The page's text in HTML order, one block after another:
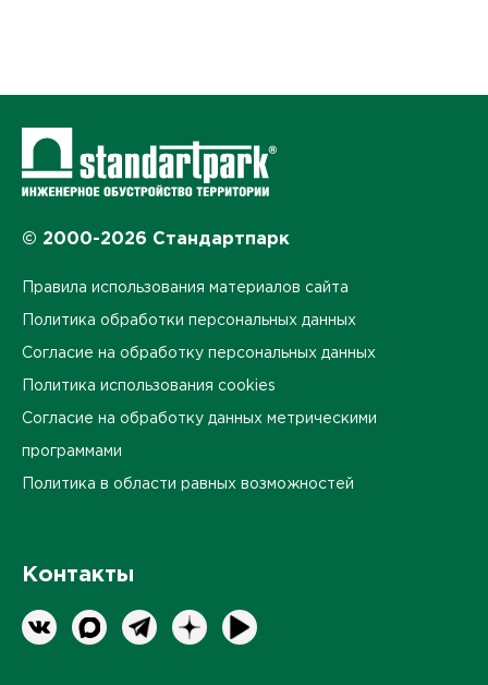
© 2000-2026 Стандартпарк
Правила использования материалов сайта
Политика обработки персональных данных
Согласие на обработку персональных данных
Политика использования cookies
Согласие на обработку данных метрическими
программами
Политика в области равных возможностей
Контакты